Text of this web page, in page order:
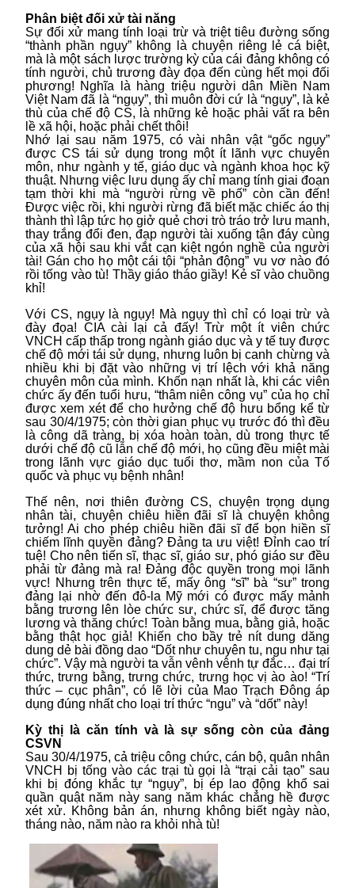
Phân biệt đối xử tài năng
Sự đối xử mang tính loại trừ và triệt tiêu đường sống
“thành phần ngụy” không là chuyện riêng lẻ cá biệt,
mà là một sách lược trường kỳ của cái đảng không có
tính người, chủ trương đày đọa đến cùng hết mọi đối
phương! Nghĩa là hàng triệu người dân Miền Nam
Việt Nam đã là “ngụy”, thì muôn đời cứ là “ngụy”, là kẻ
thù của chế độ CS, là những kẻ hoặc phải vất ra bên
lề xã hội, hoặc phải chết thôi!
Nhớ lại sau năm 1975, có vài nhân vật “gốc ngụy”
được CS tái sử dụng trong một ít lãnh vực chuyên
môn, như ngành y tế, giáo dục và ngành khoa học kỹ
thuật. Nhưng việc lưu dụng ấy chỉ mang tính giai đoạn
tạm thời khi mà “người rừng về phố” còn cần đến!
Được việc rồi, khi người rừng đã biết mặc chiếc áo thị
thành thì lập tức họ giở quẻ chơi trò tráo trở lưu manh,
thay trắng đổi đen, đạp người tài xuống tận đáy cùng
của xã hội sau khi vắt cạn kiệt ngón nghề của người
tài! Gán cho họ một cái tội “phản động” vu vơ nào đó
rồi tống vào tù! Thầy giáo tháo giầy! Kẻ sĩ vào chuồng
khỉ!
Với CS, ngụy là ngụy! Mà ngụy thì chỉ có loại trừ và
đày đọa! CIA cài lại cả đấy! Trừ một ít viên chức
VNCH cấp thấp trong ngành giáo dục và y tế tuy được
chế độ mới tái sử dụng, nhưng luôn bị canh chừng và
nhiều khi bị đặt vào những vị trí lệch với khả năng
chuyên môn của mình. Khốn nạn nhất là, khi các viên
chức ấy đến tuổi hưu, “thâm niên công vụ” của họ chỉ
được xem xét để cho hưởng chế độ hưu bổng kể từ
sau 30/4/1975; còn thời gian phục vụ trước đó thì đều
là công dã tràng, bị xóa hoàn toàn, dù trong thực tế
dưới chế độ cũ lẫn chế độ mới, họ cũng đều miệt mài
trong lãnh vực giáo dục tuổi thơ, mầm non của Tố
quốc và phục vụ bệnh nhân!
Thế nên, nơi thiên đường CS, chuyện trọng dụng
nhân tài, chuyện chiêu hiền đãi sĩ là chuyện không
tưởng! Ai cho phép chiêu hiền đãi sĩ để bọn hiền sĩ
chiếm lĩnh quyền đảng? Đảng ta ưu việt! Đỉnh cao trí
tuệ! Cho nên tiến sĩ, thạc sĩ, giáo sư, phó giáo sư đều
phải từ đảng mà ra! Đảng độc quyền trong mọi lãnh
vực! Nhưng trên thực tế, mấy ông “sĩ” bà “sư” trong
đảng lại nhờ đến đô-la Mỹ mới có được mấy mảnh
bằng trương lên lòe chức sư, chức sĩ, để được tăng
lương và thăng chức! Toàn bằng mua, bằng giả, hoặc
bằng thật học giả! Khiến cho bầy trẻ nít dung dăng
dung dẻ bài đồng dao “Dốt như chuyên tu, ngu như tại
chức”. Vậy mà người ta vẫn vênh vênh tự đắc… đại trí
thức, trưng bằng, trưng chức, trưng học vị ào ào! “Trí
thức – cục phân”, có lẽ lời của Mao Trạch Đông áp
dụng đúng nhất cho loại trí thức “ngu” và “dốt” này!
Kỳ thị là căn tính và là sự sống còn của đảng
CSVN
Sau 30/4/1975, cả triệu công chức, cán bộ, quân nhân
VNCH bị tống vào các trại tù gọi là “trại cải tạo” sau
khi bị đóng khắc tự “ngụy”, bị ép lao động khổ sai
quần quật năm này sang năm khác chẳng hề được
xét xử. Không bản án, nhưng không biết ngày nào,
tháng nào, năm nào ra khỏi nhà tù!